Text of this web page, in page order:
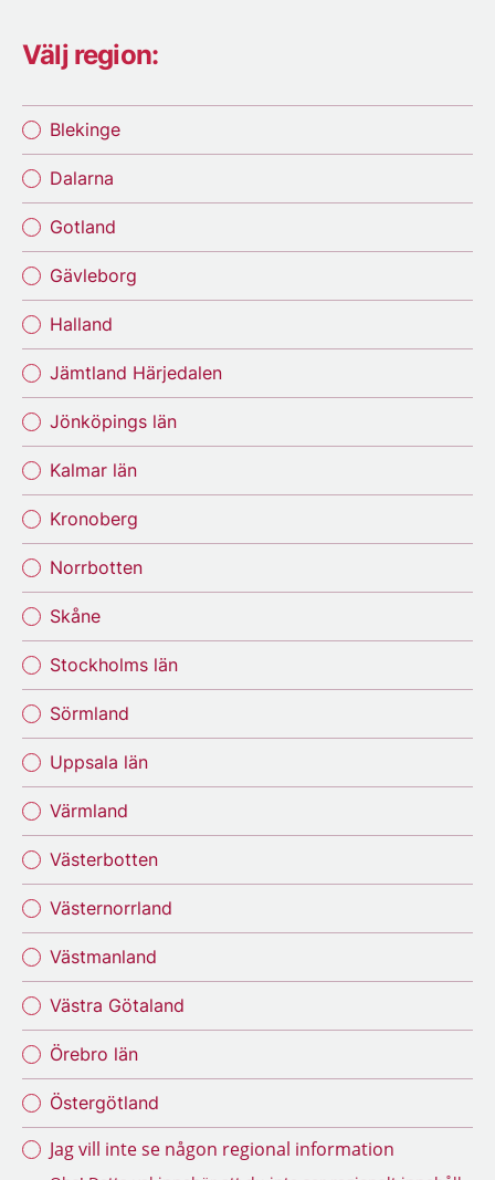
Välj region:
Blekinge
Dalarna
Gotland
Gävleborg
Halland
Jämtland Härjedalen
Jönköpings län
Kalmar län
Kronoberg
Norrbotten
Skåne
Stockholms län
Sörmland
Uppsala län
Värmland
Västerbotten
Västernorrland
Västmanland
Västra Götaland
Örebro län
Östergötland
Jag vill inte se någon regional information